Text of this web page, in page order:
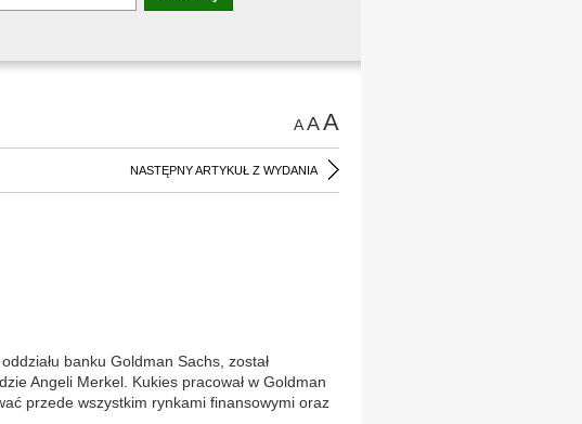
AAA
NASTĘPNY ARTYKUŁ Z WYDANIA
banku Goldman Sachs, został
Angeli Merkel. Kukies pracował w Goldman
przede wszystkim rynkami finansowymi oraz